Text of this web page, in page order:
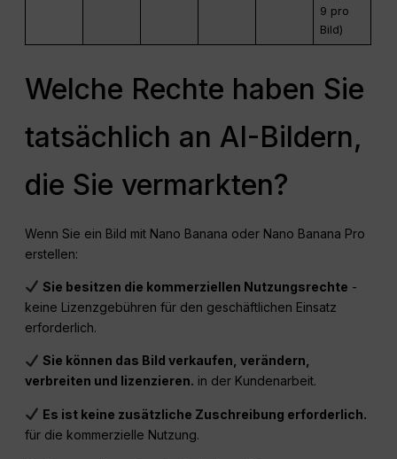
9 pro
Bild)
Welche Rechte haben Sie
tatsächlich an AI-Bildern,
die Sie vermarkten?
Wenn Sie ein Bild mit Nano Banana oder Nano Banana Pro
erstellen:
Sie besitzen die kommerziellen Nutzungsrechte -
keine Lizenzgebühren für den geschäftlichen Einsatz
erforderlich.
Sie können das Bild verkaufen, verändern,
verbreiten und lizenzieren. in der Kundenarbeit.
Es ist keine zusätzliche Zuschreibung erforderlich.
für die kommerzielle Nutzung.